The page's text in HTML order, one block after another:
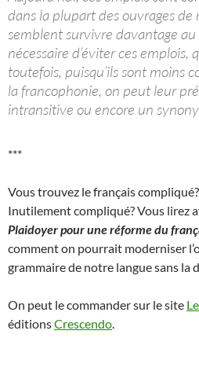
dans la plupart des ouvrages de
semblent survivre davantage au
nécessaire d’éviter ces emplois,
toutefois, puisqu’ils sont moins
la francophonie, on peut leur
intransitive ou encore un
***
Vous trouvez le français
Inutilement compliqué? Vous lirez
Plaidoyer pour une réforme du
comment on pourrait moderniser
grammaire de notre langue sans la
On peut le commander sur le site
éditionsCrescendo.